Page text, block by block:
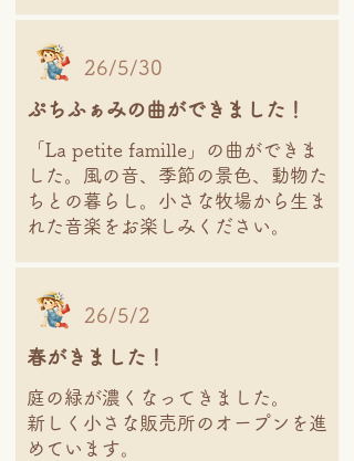
26/5/30
ぷちふぁみの曲ができました！
「La petite famille」の曲ができま
した。風の音、季節の景色、動物た
ちとの暮らし。小さな牧場から生ま
れた音楽をお楽しみください。
26/5/2
春がきました！
庭の緑が濃くなってきました。
新しく小さな販売所のオープンを進
めています。